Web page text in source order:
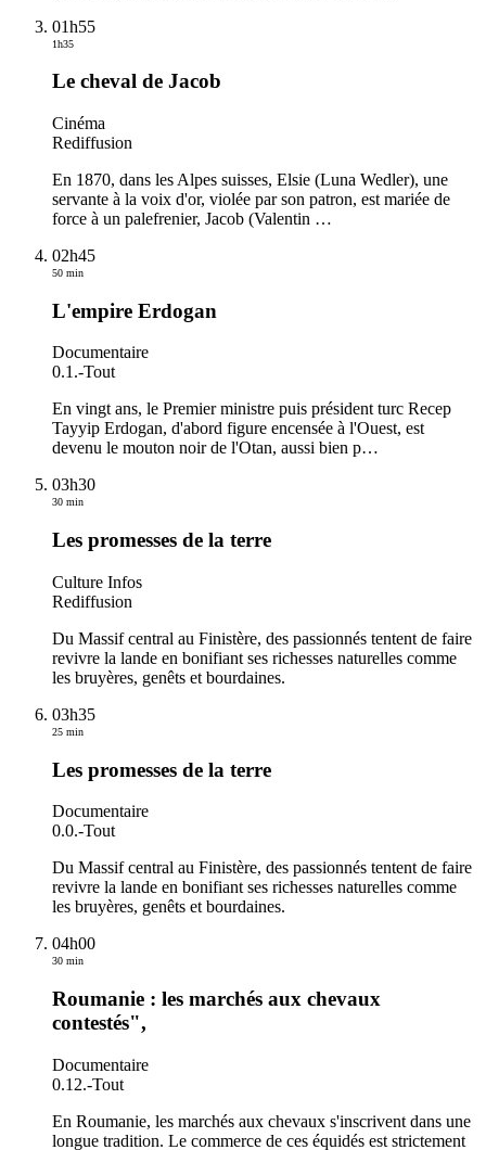
01h55
1h35
Le cheval de Jacob
Cinéma
Rediffusion
En 1870, dans les Alpes suisses, Elsie (Luna Wedler), une
servante à la voix d'or, violée par son patron, est mariée de
force à un palefrenier, Jacob (Valentin …
02h45
50 min
L'empire Erdogan
Documentaire
0.1.-Tout
En vingt ans, le Premier ministre puis président turc Recep
Tayyip Erdogan, d'abord figure encensée à l'Ouest, est
devenu le mouton noir de l'Otan, aussi bien p…
03h30
30 min
Les promesses de la terre
Culture Infos
Rediffusion
Du Massif central au Finistère, des passionnés tentent de faire
revivre la lande en bonifiant ses richesses naturelles comme
les bruyères, genêts et bourdaines.
03h35
25 min
Les promesses de la terre
Documentaire
0.0.-Tout
Du Massif central au Finistère, des passionnés tentent de faire
revivre la lande en bonifiant ses richesses naturelles comme
les bruyères, genêts et bourdaines.
04h00
30 min
Roumanie : les marchés aux chevaux
contestés",
Documentaire
0.12.-Tout
En Roumanie, les marchés aux chevaux s'inscrivent dans une
longue tradition. Le commerce de ces équidés est strictement